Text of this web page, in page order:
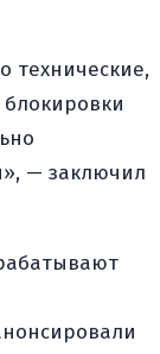
технические,
— заключил